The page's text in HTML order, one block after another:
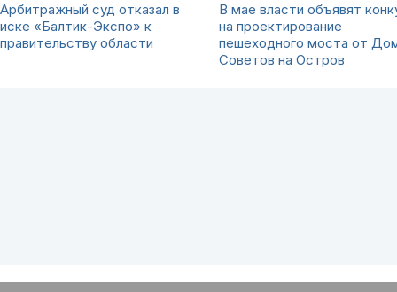
Арбитражный суд отказал в
иске «Балтик-Экспо» к
правительству области
В мае власти объявят
на проектирование
пешеходного моста от
Советов на Остров